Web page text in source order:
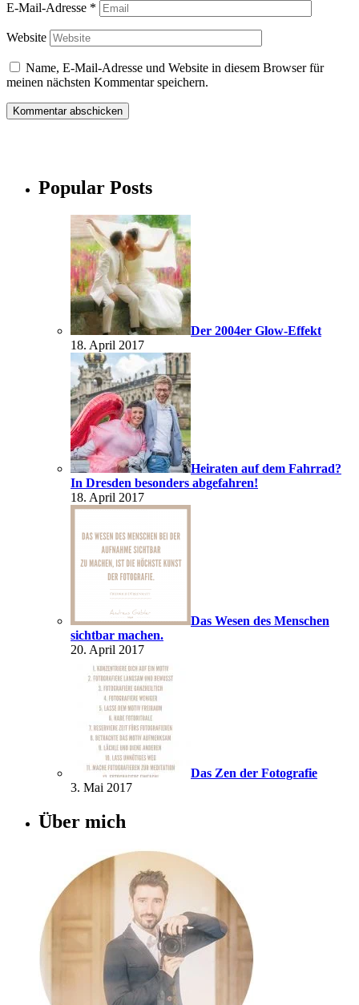
E-Mail-Adresse *
Website
Name, E-Mail-Adresse und Website in diesem Browser für
meinen nächsten Kommentar speichern.
Popular Posts
Der 2004er Glow-Effekt
18. April 2017
Heiraten auf dem Fahrrad?
In Dresden besonders abgefahren!
18. April 2017
Das Wesen des Menschen
sichtbar machen.
20. April 2017
Das Zen der Fotografie
3. Mai 2017
Über mich